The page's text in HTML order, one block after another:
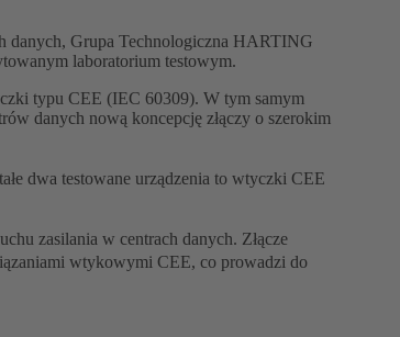
danych, Grupa Technologiczna HARTING
laboratorium testowym.
typu CEE (IEC 60309). W tym samym
danych nową koncepcję złączy o szerokim
dwa testowane urządzenia to wtyczki CEE
zasilania w centrach danych. Złącze
wtykowymi CEE, co prowadzi do